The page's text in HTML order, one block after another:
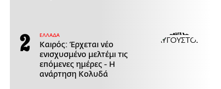
ΕΛΛΑΔΑ
Καιρός: Έρχεται νέο
ενισχυσμένο μελτέμι τις
επόμενες ημέρες - Η
ανάρτηση Κολυδά